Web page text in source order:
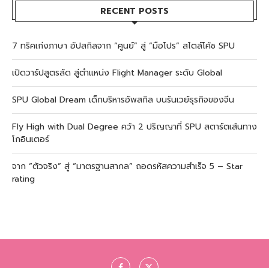
RECENT POSTS
7 ทริคเก่งภาษา อัปสกิลจาก “ศูนย์” สู่ “มือโปร” สไตล์โค้ช SPU
เปิดวาร์ปสูตรลัด สู่ตำแหน่ง Flight Manager ระดับ Global
SPU Global Dream เด็กบริหารอัพสกิล บนรันเวย์ธุรกิจของจีน
Fly High with Dual Degree คว้า 2 ปริญญาที่ SPU สตาร์ตเส้นทาง
โกอินเตอร์
จาก “ตัวจริง” สู่ “มาตรฐานสากล” ถอดรหัสความสำเร็จ 5 – Star
rating